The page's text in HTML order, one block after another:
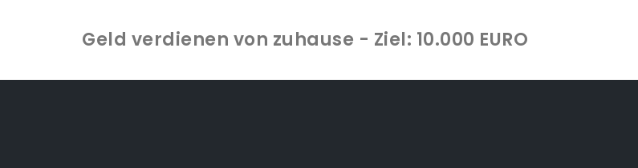
Geld verdienen von zuhause - Ziel: 10.000 EURO